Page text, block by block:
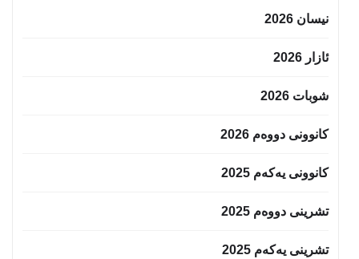
نیسان 2026
ئازار 2026
شوبات 2026
کانوونی دووەم 2026
کانوونی یەکەم 2025
تشرینی دووەم 2025
تشرینی یەکەم 2025